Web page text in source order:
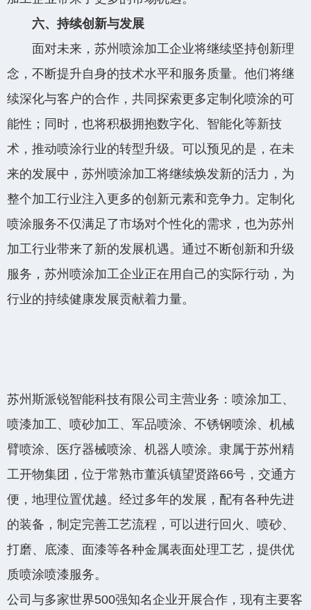
六、持续创新与发展
面对未来，苏州喷涂加工企业将继续坚持创新理
念，不断提升自身的技术水平和服务质量。他们将继
续深化与客户的合作，共同探索更多定制化喷涂的可
能性；同时，也将积极拥抱数字化、智能化等新技
术，推动喷涂行业的转型升级。可以预见的是，在未
来的发展中，苏州喷涂加工将继续焕发新的活力，为
整个加工行业注入更多的创新元素和竞争力。定制化
喷涂服务不仅满足了市场对个性化的需求，也为苏州
加工行业带来了新的发展机遇。通过不断创新和升级
服务，苏州喷涂加工企业正在用自己的实际行动，为
行业的持续健康发展贡献着力量。
苏州斯派锐智能科技有限公司主营业务：喷涂加工、
喷漆加工、喷砂加工、军品喷涂、不锈钢喷涂、机械
臂喷涂、医疗器械喷涂、机器人喷涂。隶属于苏州精
工开物集团，位于常熟市董浜镇望贤路66号，交通方
便，地理位置优越。经过多年的发展，配有各种先进
的装备，制定完善工艺流程，可以进行回火、喷砂、
打磨、底漆、面漆等各种金属表面处理工艺，提供优
质喷涂喷漆服务。
公司与多家世界500强知名企业开展合作，现有主要客